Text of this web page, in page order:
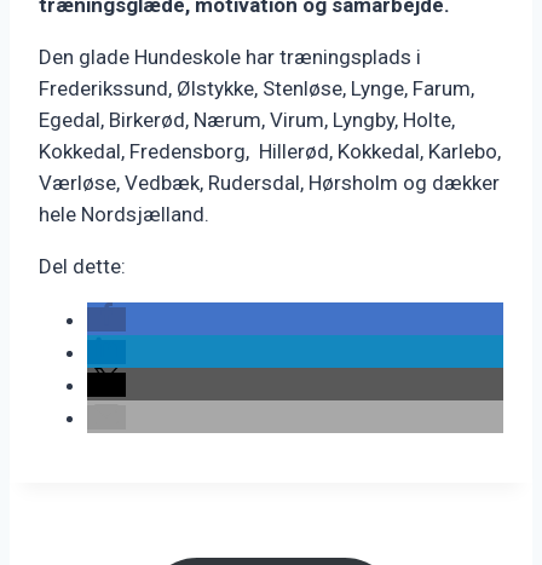
træningsglæde, motivation og samarbejde.
Den glade Hundeskole har træningsplads i
Frederikssund, Ølstykke, Stenløse, Lynge, Farum,
Egedal, Birkerød, Nærum, Virum, Lyngby, Holte,
Kokkedal, Fredensborg, Hillerød, Kokkedal, Karlebo,
Værløse, Vedbæk, Rudersdal, Hørsholm og dækker
hele Nordsjælland.
Del dette: